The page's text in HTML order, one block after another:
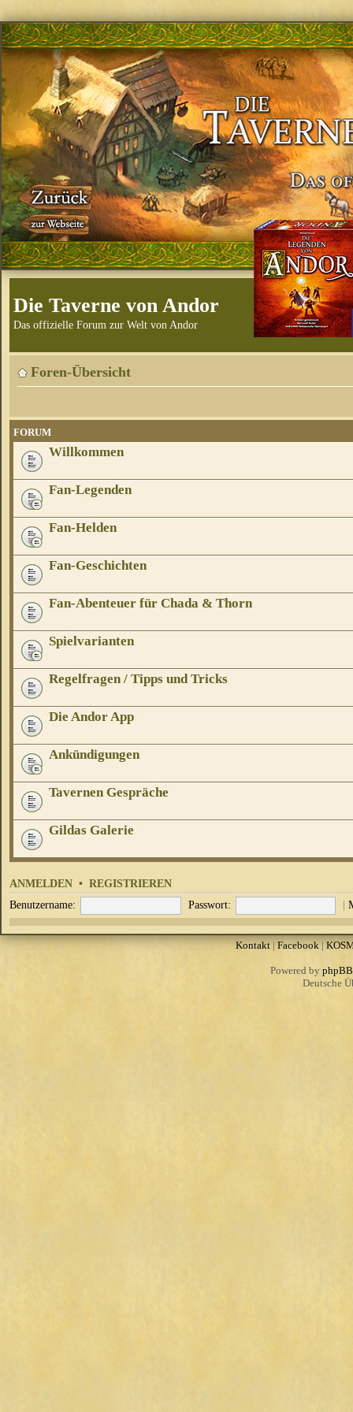
Die Taverne von Andor
Das offizielle Forum zur Welt von Andor
Foren-Übersicht
FORUM
Willkommen
Fan-Legenden
Fan-Helden
Fan-Geschichten
Fan-Abenteuer für Chada & Thorn
Spielvarianten
Regelfragen / Tipps und Tricks
Die Andor App
Ankündigungen
Tavernen Gespräche
Gildas Galerie
ANMELDEN • REGISTRIEREN
Benutzername: Passwort: |
Kontakt| Facebook|
Powered by phpBB
Deutsche